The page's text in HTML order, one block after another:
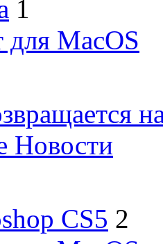
1
MacOS
Новости
CS5 2